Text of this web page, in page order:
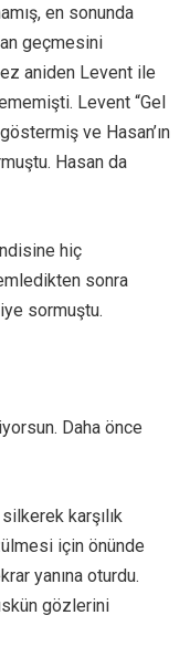
en sonunda
geçmesini
aniden Levent ile
Levent “Gel
ve Hasan’ın
Hasan da
hiç
sonra
sormuştu.
Daha önce
karşılık
için önünde
yanına oturdu.
gözlerini